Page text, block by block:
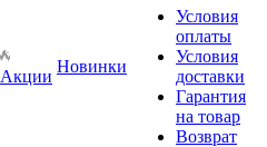
Акции
Новинки
Условия
оплаты
Условия
доставки
Гарантия
на товар
Возврат